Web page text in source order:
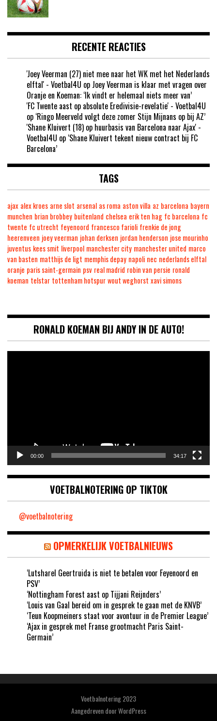
RECENTE REACTIES
'Joey Veerman (27) niet mee naar het WK met het Nederlands
elftal' - Voetbal4U op Joey Veerman is klaar met vragen over
Oranje en Koeman: ‘Ik vindt er helemaal niets meer van’
'FC Twente aast op absolute Eredivisie-revelatie' - Voetbal4U
op ‘Ringo Meerveld volgt deze zomer Stijn Mijnans op bij AZ’
'Shane Kluivert (18) op huurbasis van Barcelona naar Ajax' -
Voetbal4U op ‘Shane Kluivert tekent nieuw contract bij FC
Barcelona’
TAGS
ajax alex kroes arne slot arsenal as roma aston villa az barcelona bayern
munchen brian brobbey buitenland chelsea erik ten hag fc barcelona fc
twente fc utrecht feyenoord francesco farioli frenkie de jong
heerenveen joey veerman johan derksen jordan henderson jose mourinho
juventus kees smit liverpool manchester city manchester united marco
van basten matthijs de ligt memphis depay napoli nec nederlands elftal
oranje paris saint-germain psv real madrid robin van persie ronald
koeman telstar tottenham hotspurwout weghorst xavi simons
RONALD KOEMAN BIJ ANDY IN DE AUTO!
00:00 34:17
VOETBALNOTERING OP TIKTOK
@voetbalnotering
OPMERKELIJK VOETBALNIEUWS
‘Lutsharel Geertruida is niet te betalen voor Feyenoord en
PSV’
‘Nottingham Forest aast op Tijjani Reijnders’
‘Louis van Gaal bereid om in gesprek te gaan met de KNVB’
‘Teun Koopmeiners staat voor avontuur in de Premier League’
‘Ajax in gesprek met Franse grootmacht Paris Saint-
Germain’
Voetbalnotering 2023
Aangedreven doorWordPress